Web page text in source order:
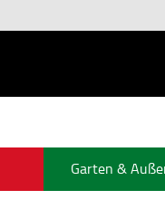
Garten &